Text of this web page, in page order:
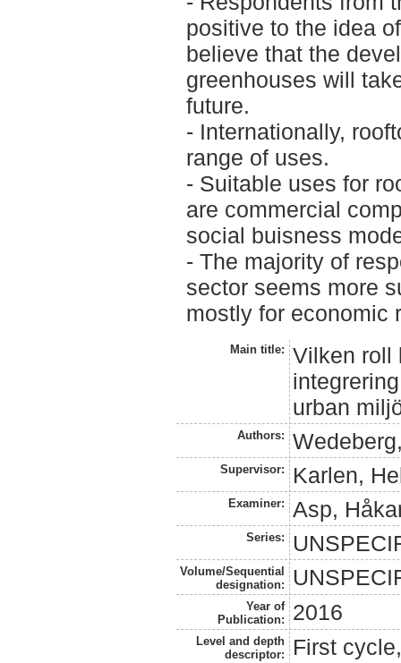
positive to the idea
believe that the
greenhouses will
future.
- Internationally,
range of uses.
- Suitable uses for
are commercial
social buisness
- The majority of
sector seems more
mostly for economic
Main title:
Vilken roll
urban
Authors:
Supervisor: Karlen,
Examiner: Asp,
Series:
Volume/Sequential
designation:
Year of
Publication:
2016
Level and depth
descriptor:
First